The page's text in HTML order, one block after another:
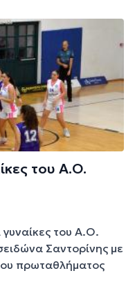
του Α.Ο.
του Α.Ο.
Σαντορίνης με
πρωταθλήματος